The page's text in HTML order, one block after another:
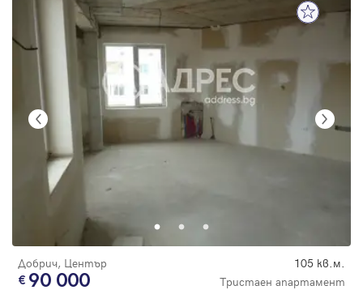
Добрич, Център 105 кв.м.
90 000 Тристаен апартамент